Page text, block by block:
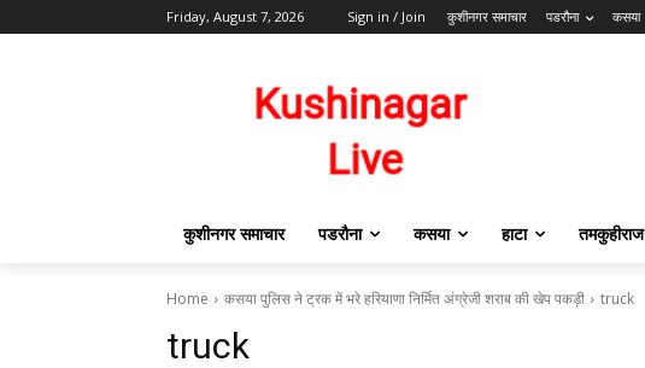
Friday, August 7, 2026 Sign in / Join कुशीनगर समाचार पडरौना कसया
कुशीनगर समाचार पडरौना कसया हाटा तमकुहीराज
Home कसया पुलिस ने ट्रक में भरे हरियाणा निर्मित अंग्रेजी शराब की खेप पकड़ी truck
truck